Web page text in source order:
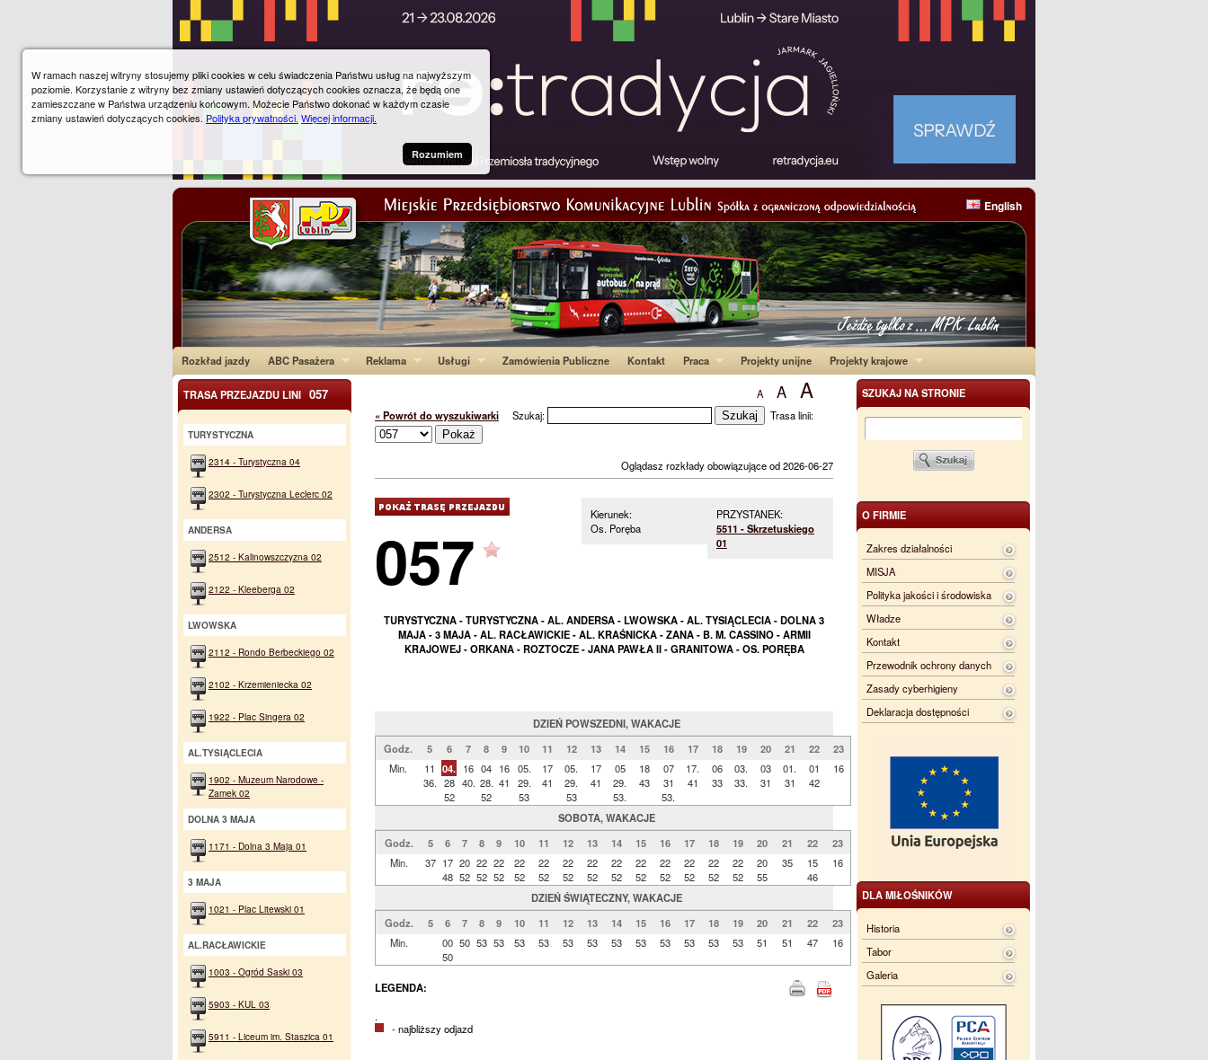
English
Rozkład jazdy ABC Pasażera Reklama Usługi Zamówienia Publiczne Kontakt Praca Projekty unijne Projekty krajowe
SZUKAJ NA STRONIE
O FIRMIE
Zakres działalności
MISJA
Polityka jakości i środowiska
Władze
Kontakt
Przewodnik ochrony danych
Zasady cyberhigieny
Deklaracja dostępności
DLA MIŁOŚNIKÓW
Historia
Tabor
Galeria
A A A
« Powrót do wyszukiwarki Szukaj: Trasa linii:
Oglądasz rozkłady obowiązujące od 2026-06-27
PRZYSTANEK:
5511 - Skrzetuskiego
01
Kierunek:
Os. Poręba
057
TURYSTYCZNA - TURYSTYCZNA - AL. ANDERSA - LWOWSKA - AL. TYSIĄCLECIA - DOLNA 3
MAJA - 3 MAJA - AL. RACŁAWICKIE - AL. KRAŚNICKA - ZANA - B. M. CASSINO - ARMII
KRAJOWEJ - ORKANA - ROZTOCZE - JANA PAWŁA II - GRANITOWA - OS. PORĘBA
DZIEŃ POWSZEDNI, WAKACJE
Godz.
5 6 7 8 9 10 11 12 13 14 15 16 17 18 19 20 21 22
23
Min.
11
36.
04.
28
52
16
40.
04
28.
52
16
41
05.
29.
53
17
41
05.
29.
53
17
41
05
29.
53.
18
43
07
31
53.
17.
41
06
33
03.
33.
03
31
01.
31
01
42
16
SOBOTA, WAKACJE
Godz.
5 6 7 8 9 10 11 12 13 14 15 16 17 18 19 20 21 22
23
Min.
37 17
48
20
52
22
52
22
52
22
52
22
52
22
52
22
52
22
52
22
52
22
52
22
52
22
52
22
52
20
55
35
15
46
16
DZIEŃ ŚWIĄTECZNY, WAKACJE
Godz.
5 6 7 8 9 10 11 12 13 14 15 16 17 18 19 20 21 22
23
Min.
00
50
50 53 53 53 53 53 53 53 53 53 53 53 53 51 51 47 16
LEGENDA:
.
- najbliższy odjazd
TRASA PRZEJAZDU LINI 057
TURYSTYCZNA
2314 - Turystyczna 04
2302 - Turystyczna Leclerc 02
ANDERSA
2512 - Kalinowszczyzna 02
2122 - Kleeberga 02
LWOWSKA
2112 - Rondo Berbeckiego 02
2102 - Krzemieniecka 02
1922 - Plac Singera 02
AL.TYSIĄCLECIA
1902 - Muzeum Narodowe -
Zamek 02
DOLNA 3 MAJA
1171 - Dolna 3 Maja 01
3 MAJA
1021 - Plac Litewski 01
AL.RACŁAWICKIE
1003 - Ogród Saski 03
5903 - KUL 03
5911 - Liceum im. Staszica 01
W ramach naszej witryny stosujemy pliki cookies w celu świadczenia Państwu usług na najwyższym
poziomie. Korzystanie z witryny bez zmiany ustawień dotyczących cookies oznacza, że będą one
zamieszczane w Państwa urządzeniu końcowym. Możecie Państwo dokonać w każdym czasie
zmiany ustawień dotyczących cookies. Polityka prywatności. Więcej informacji.
Rozumiem